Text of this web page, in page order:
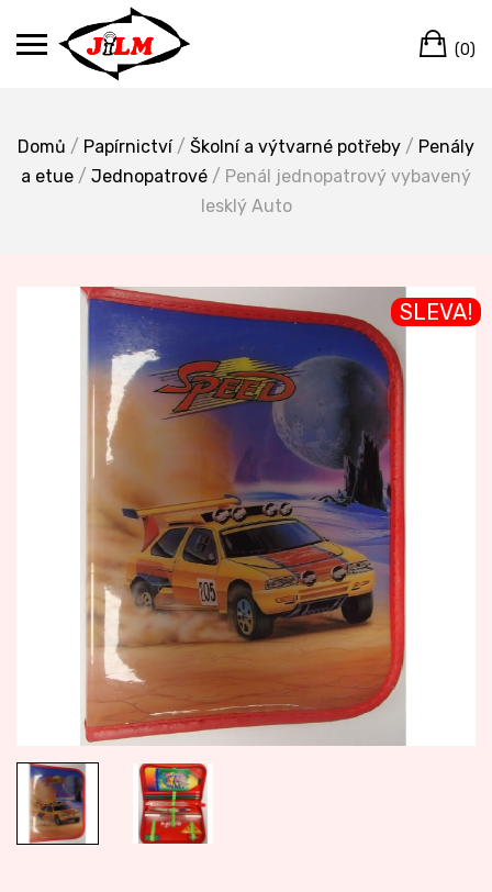
(0)
Domů / Papírnictví/ Školní a výtvarné potřeby / Penály
a etue / Jednopatrové / Penál jednopatrový vybavený
lesklý Auto
SLEVA!